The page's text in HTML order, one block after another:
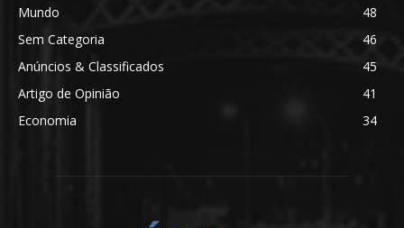
Mundo
48
Sem Categoria
46
Anúncios & Classificados
45
Artigo de Opinião
41
Economia
34